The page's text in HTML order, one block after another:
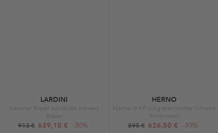
LARDINI
Karierter Blazer aus Wolle schwarz
Blazer
913 € 639,10 € -30%
HERNO
Mantel mit Fischgrätenmuster Schwarz
Wollmantel
895 € 626,50 € -30%